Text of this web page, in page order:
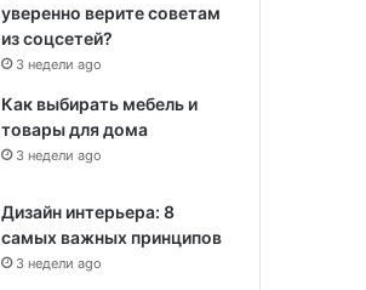
уверенно верите советам
из соцсетей?
3 недели ago
Как выбирать мебель и
товары для дома
3 недели ago
Дизайн интерьера: 8
самых важных принципов
3 недели ago